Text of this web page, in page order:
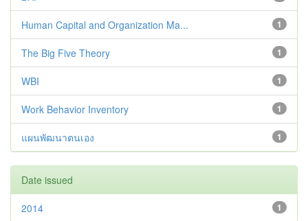
1
Human Capital and Organization Ma...
1
The Big Five Theory
1
WBI
1
Work Behavior Inventory
1
แผนพัฒนาตนเอง
Date issued
1
2014